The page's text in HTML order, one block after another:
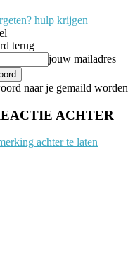
hulp krijgen
terug
jouw mailadres
naar je gemaild worden
ACHTER
achter te laten